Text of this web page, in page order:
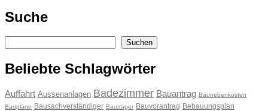
Suche
Suchen
Beliebte Schlagwörter
Auffahrt Aussenanlagen Badezimmer Bauantrag Baunebenkosten
Baupläne
Bausachverständiger Bauträger Bauvorantrag Bebauungsplan